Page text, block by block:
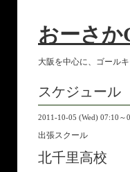
おーさ
大阪を中心に、ゴール
スケジュール
2011-10-05 (Wed) 07:10～
出張スクール
北千里高校